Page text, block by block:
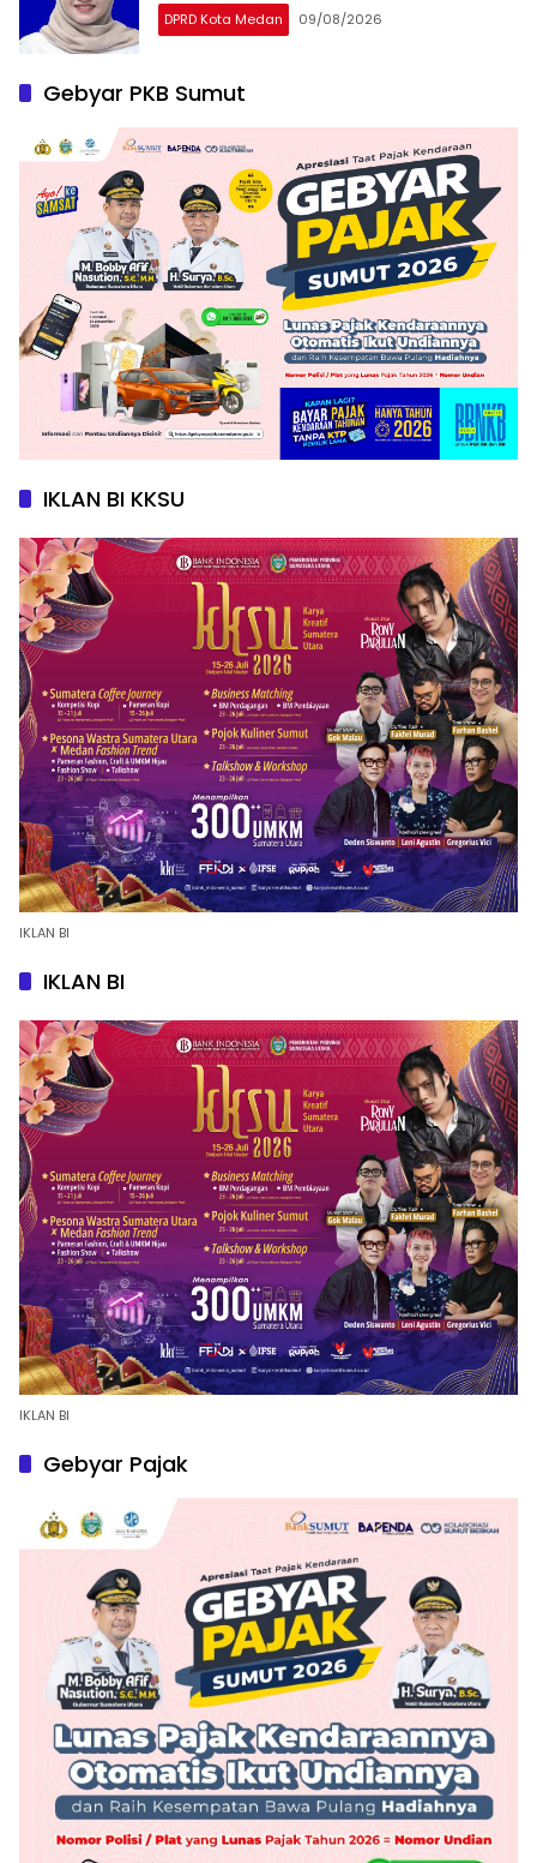
DPRD Kota Medan 09/08/2026
Gebyar PKB Sumut
IKLAN BI KKSU
IKLAN BI
IKLAN BI
IKLAN BI
Gebyar Pajak